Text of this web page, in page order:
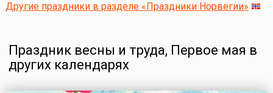
Другие праздники в разделе «Праздники Норвегии»
Праздник весны и труда, Первое мая в
других календарях